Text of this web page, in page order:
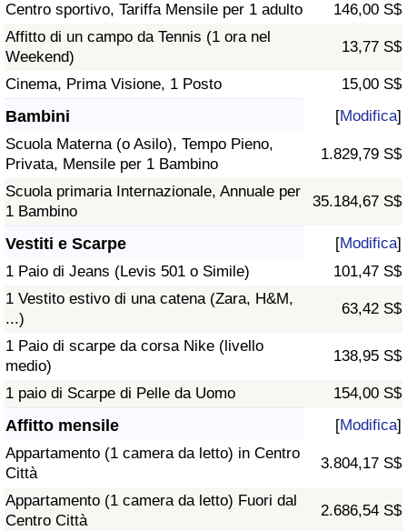
Centro sportivo, Tariffa Mensile per 1 adulto
146,00 S$
Affitto di un campo da Tennis (1 ora nel
Weekend)
13,77 S$
Cinema, Prima Visione, 1 Posto 15,00 S$
Bambini [Modifica]
Scuola Materna (o Asilo), Tempo Pieno,
Privata, Mensile per 1 Bambino
1.829,79 S$
Scuola primaria Internazionale, Annuale per
1 Bambino
35.184,67 S$
Vestiti e Scarpe [Modifica]
1 Paio di Jeans (Levis 501 o Simile)
101,47 S$
1 Vestito estivo di una catena (Zara, H&M,
...)
63,42 S$
1 Paio di scarpe da corsa Nike (livello
medio)
138,95 S$
1 paio di Scarpe di Pelle da Uomo 154,00 S$
Affitto mensile [Modifica]
Appartamento (1 camera da letto) in Centro
Città
3.804,17 S$
Appartamento (1 camera da letto) Fuori dal
Centro Città
2.686,54 S$